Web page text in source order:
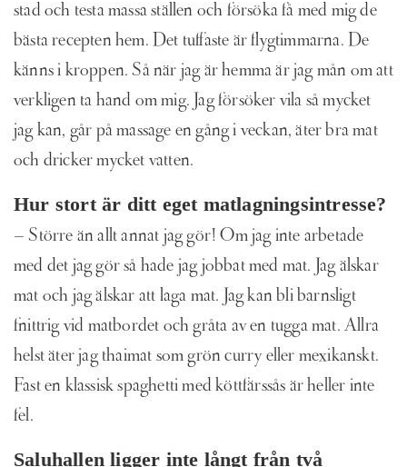
stad och testa massa ställen och försöka få med mig de
bästa recepten hem. Det tuffaste är flygtimmarna. De
känns i kroppen. Så när jag är hemma är jag mån om att
verkligen ta hand om mig. Jag försöker vila så mycket
jag kan, går på massage en gång i veckan, äter bra mat
och dricker mycket vatten.
Hur stort är ditt eget matlagningsintresse?
– Större än allt annat jag gör! Om jag inte arbetade
med det jag gör så hade jag jobbat med mat. Jag älskar
mat och jag älskar att laga mat. Jag kan bli barnsligt
fnittrig vid matbordet och gråta av en tugga mat. Allra
helst äter jag thaimat som grön curry eller mexikanskt.
Fast en klassisk spaghetti med köttfärssås är heller inte
fel.
Saluhallen ligger inte långt från två